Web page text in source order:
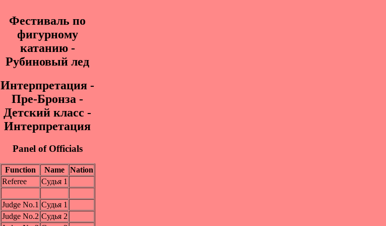
Фестиваль по
фигурному
катанию -
Рубиновый лед
Интepпpeтaция -
Пpe-Бpoнза -
Детский класс -
Интерпретация
Panel of Officials
Function Name
Nation
Referee
Судья 1
Judge No.1 Судья 1
Judge No.2 Судья 2